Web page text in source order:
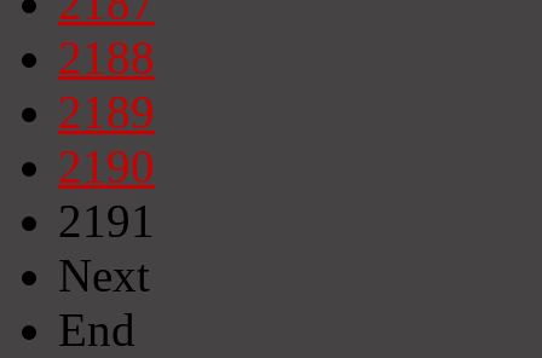
2188
2189
2190
2191
Next
End